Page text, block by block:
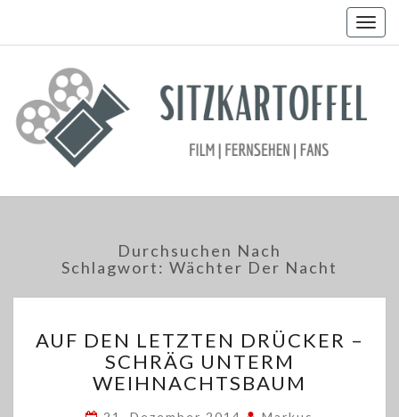
Durchsuchen Nach
Schlagwort: Wächter Der Nacht
DEN
LETZTEN
DRÜCKER
AUF DEN LETZTEN DRÜCKER –
SCHRÄG UNTERM
WEIHNACHTSBAUM